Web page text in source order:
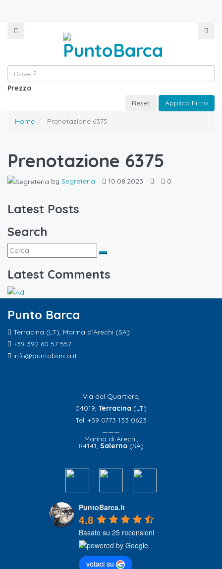
Prezzo
Reset
Applica Filtro
Home Prenotazione 6375
Prenotazione 6375
by Segreteria 10.08.2023 0
Latest Posts
Search
Latest Comments
Punto Barca
Terracina (LT), Marina d’Arechi (SA)
+39 392 60 57 557
info@puntobarca.it
Via del Quartiere,
04019, Terracina (LT)
Tel. +39 0773 133 0623
———
Marina di Arechi,
84141, Salerno(SA)
PuntoBarca.it
4.8
Basato su 25 recensioni
votaci su